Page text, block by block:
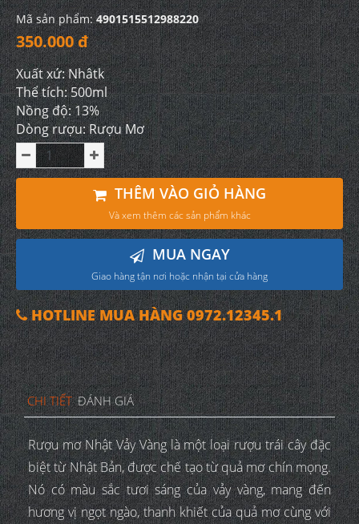
Mã sản phẩm:4901515512988220
350.000 đ
Xuất xứ: Nhâtk
Thể tích: 500ml
Nồng độ: 13%
Dòng rượu: Rượu Mơ
THÊM VÀO GIỎ HÀNG
Và xem thêm các sản phẩm khác
MUA NGAY
Giao hàng tận nơi hoặc nhận tại cửa hàng
HOTLINE MUA HÀNG 0972.12345.1
CHI TIẾT ĐÁNH GIÁ
Rượu mơ Nhật Vảy Vàng là một loại rượu trái cây đặc
biệt từ Nhật Bản, được chế tạo từ quả mơ chín mọng.
Nó có màu sắc tươi sáng của vảy vàng, mang đến
hương vị ngọt ngào, thanh khiết của quả mơ cùng với